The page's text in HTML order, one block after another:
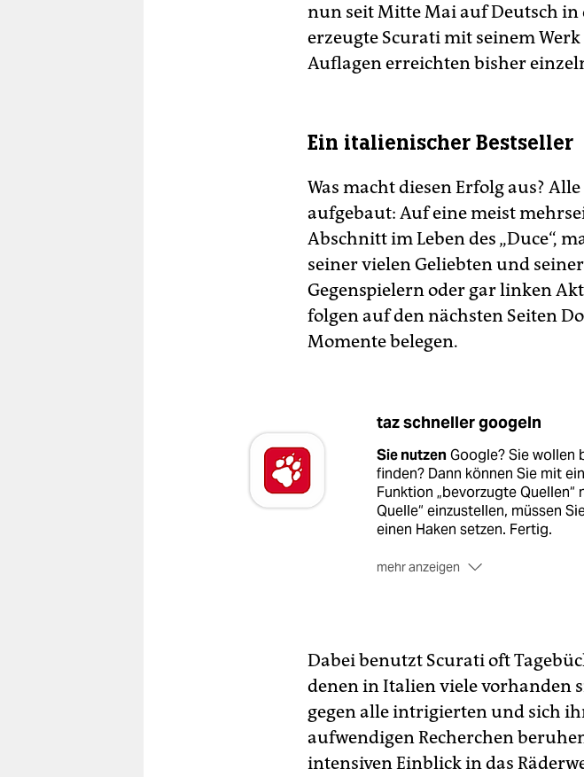
nun seit Mitte Mai auf Deutsch
erzeugte Scurati mit seinem
Auflagen erreichten bisher
Ein italienischer Bestseller
Was macht diesen Erfolg aus?
aufgebaut: Auf eine meist
Abschnitt im Leben des „Duce“,
seiner vielen Geliebten und
Gegenspielern oder gar linken
folgen auf den nächsten Seiten
Momente belegen.
taz schneller googeln
Sie nutzenGoogle? Sie wollen
finden? Dann können Sie mit
Funktion „bevorzugte Quellen“
Quelle“ einzustellen, müssen
einen Haken setzen. Fertig.
mehr anzeigen
Mehr Detailszur Funktion
Sie hier
Dabei benutzt Scurati oft
denen in Italien viele vorhanden
gegen alle intrigierten und sich
aufwendigen Recherchen
intensiven Einblick in das